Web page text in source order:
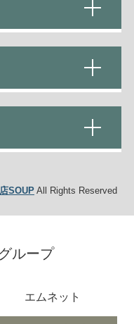
SOUPAll Rights Reserved
ループ
エムネット